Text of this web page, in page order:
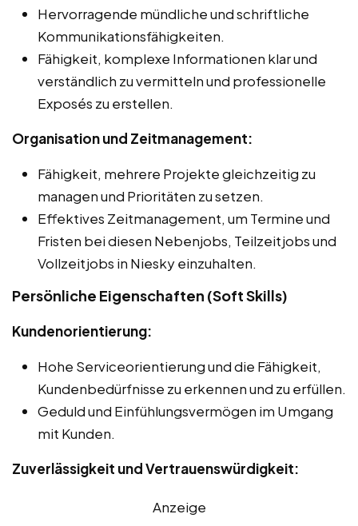
Hervorragende mündliche und schriftliche
Kommunikationsfähigkeiten.
Fähigkeit, komplexe Informationen klar und
verständlich zu vermitteln und professionelle
Exposés zu erstellen.
Organisation und Zeitmanagement:
Fähigkeit, mehrere Projekte gleichzeitig zu
managen und Prioritäten zu setzen.
Effektives Zeitmanagement, um Termine und
Fristen bei diesen Nebenjobs, Teilzeitjobs und
Vollzeitjobs in Niesky einzuhalten.
Persönliche Eigenschaften (Soft Skills)
Kundenorientierung:
Hohe Serviceorientierung und die Fähigkeit,
Kundenbedürfnisse zu erkennen und zu erfüllen.
Geduld und Einfühlungsvermögen im Umgang
mit Kunden.
Zuverlässigkeit und Vertrauenswürdigkeit:
Anzeige